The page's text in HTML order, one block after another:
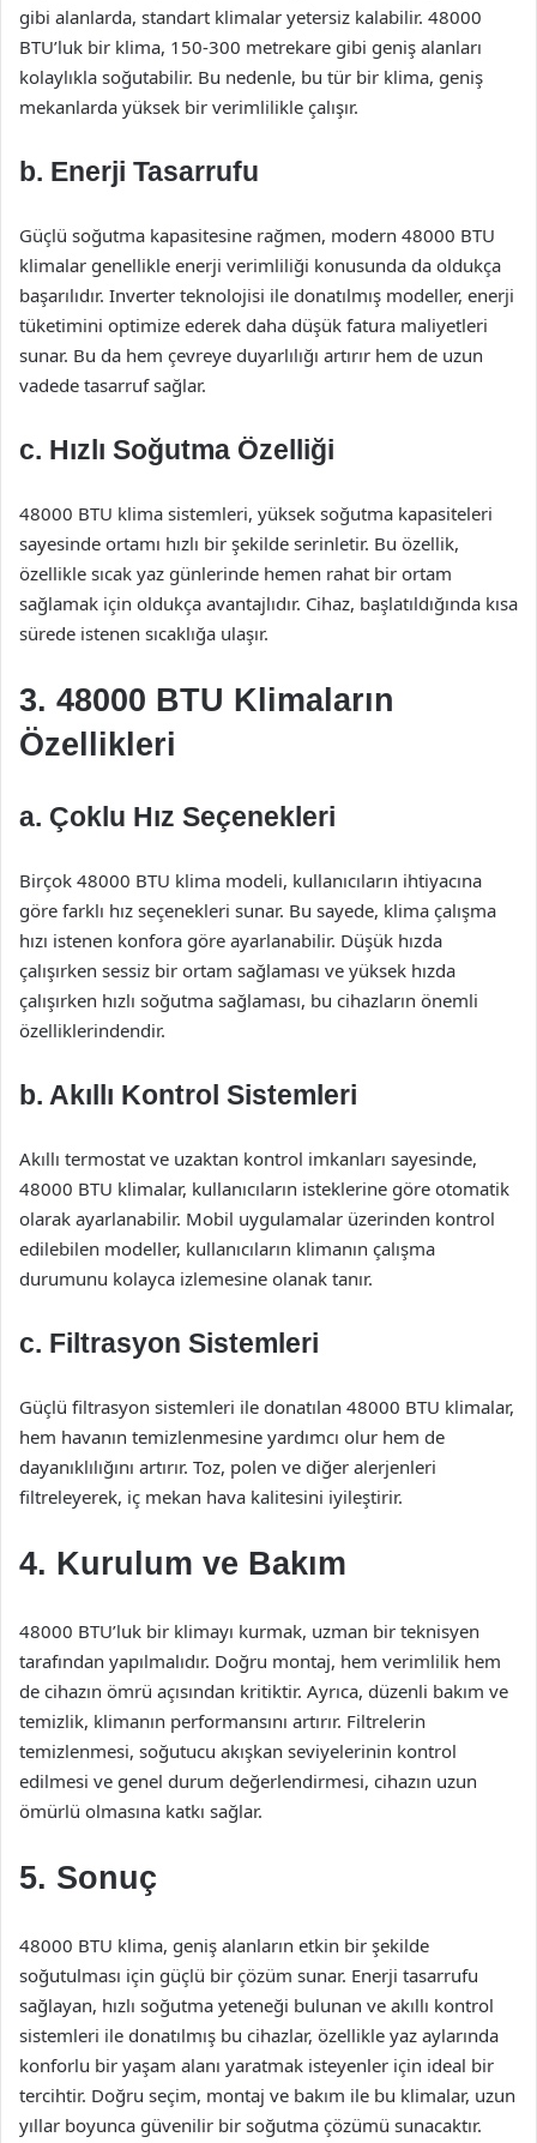
gibi alanlarda, standart klimalar yetersiz kalabilir. 48000
BTU’luk bir klima, 150-300 metrekare gibi geniş alanları
kolaylıkla soğutabilir. Bu nedenle, bu tür bir klima, geniş
mekanlarda yüksek bir verimlilikle çalışır.
b. Enerji Tasarrufu
Güçlü soğutma kapasitesine rağmen, modern 48000 BTU
klimalar genellikle enerji verimliliği konusunda da oldukça
başarılıdır. Inverter teknolojisi ile donatılmış modeller, enerji
tüketimini optimize ederek daha düşük fatura maliyetleri
sunar. Bu da hem çevreye duyarlılığı artırır hem de uzun
vadede tasarruf sağlar.
c. Hızlı Soğutma Özelliği
48000 BTU klima sistemleri, yüksek soğutma kapasiteleri
sayesinde ortamı hızlı bir şekilde serinletir. Bu özellik,
özellikle sıcak yaz günlerinde hemen rahat bir ortam
sağlamak için oldukça avantajlıdır. Cihaz, başlatıldığında kısa
sürede istenen sıcaklığa ulaşır.
3. 48000 BTU Klimaların
Özellikleri
a. Çoklu Hız Seçenekleri
Birçok 48000 BTU klima modeli, kullanıcıların ihtiyacına
göre farklı hız seçenekleri sunar. Bu sayede, klima çalışma
hızı istenen konfora göre ayarlanabilir. Düşük hızda
çalışırken sessiz bir ortam sağlaması ve yüksek hızda
çalışırken hızlı soğutma sağlaması, bu cihazların önemli
özelliklerindendir.
b. Akıllı Kontrol Sistemleri
Akıllı termostat ve uzaktan kontrol imkanları sayesinde,
48000 BTU klimalar, kullanıcıların isteklerine göre otomatik
olarak ayarlanabilir. Mobil uygulamalar üzerinden kontrol
edilebilen modeller, kullanıcıların klimanın çalışma
durumunu kolayca izlemesine olanak tanır.
c. Filtrasyon Sistemleri
Güçlü filtrasyon sistemleri ile donatılan 48000 BTU klimalar,
hem havanın temizlenmesine yardımcı olur hem de
dayanıklılığını artırır. Toz, polen ve diğer alerjenleri
filtreleyerek, iç mekan hava kalitesini iyileştirir.
4. Kurulum ve Bakım
48000 BTU’luk bir klimayı kurmak, uzman bir teknisyen
tarafından yapılmalıdır. Doğru montaj, hem verimlilik hem
de cihazın ömrü açısından kritiktir. Ayrıca, düzenli bakım ve
temizlik, klimanın performansını artırır. Filtrelerin
temizlenmesi, soğutucu akışkan seviyelerinin kontrol
edilmesi ve genel durum değerlendirmesi, cihazın uzun
ömürlü olmasına katkı sağlar.
5. Sonuç
48000 BTU klima, geniş alanların etkin bir şekilde
soğutulması için güçlü bir çözüm sunar. Enerji tasarrufu
sağlayan, hızlı soğutma yeteneği bulunan ve akıllı kontrol
sistemleri ile donatılmış bu cihazlar, özellikle yaz aylarında
konforlu bir yaşam alanı yaratmak isteyenler için ideal bir
tercihtir. Doğru seçim, montaj ve bakım ile bu klimalar, uzun
yıllar boyunca güvenilir bir soğutma çözümü sunacaktır.